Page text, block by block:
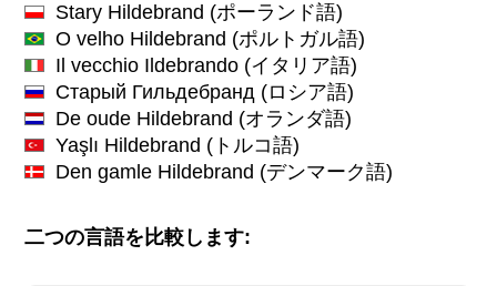
Stary Hildebrand (ポーランド語)
O velho Hildebrand (ポルトガル語)
Il vecchio Ildebrando (イタリア語)
Старый Гильдебранд (ロシア語)
De oude Hildebrand (オランダ語)
Yaşlı Hildebrand (トルコ語)
Den gamle Hildebrand (デンマーク語)
二つの言語を比較します: